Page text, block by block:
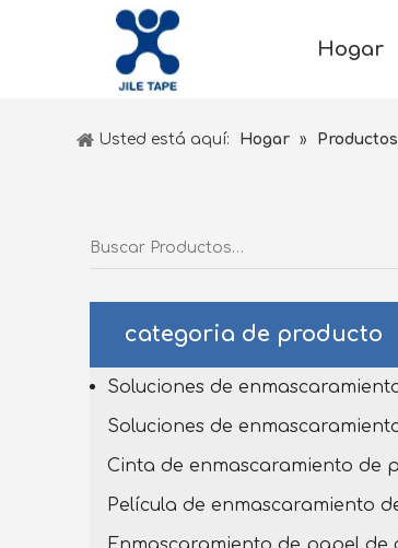
Hogar
Usted está aquí: Hogar » Productos
categoria de producto